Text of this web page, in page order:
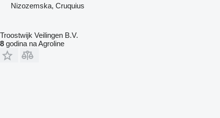
Nizozemska, Cruquius
Troostwijk Veilingen B.V.
8 godina na Agroline